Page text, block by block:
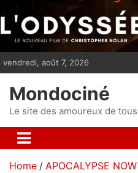
i
p
n
vendredi, août 7, 2026
Mondociné
Le site des amoureux de
Home
APOCALYPSE